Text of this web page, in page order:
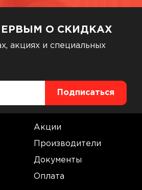
О СКИДКАХ
акциях и специальных
Акции
Производители
Документы
Оплата